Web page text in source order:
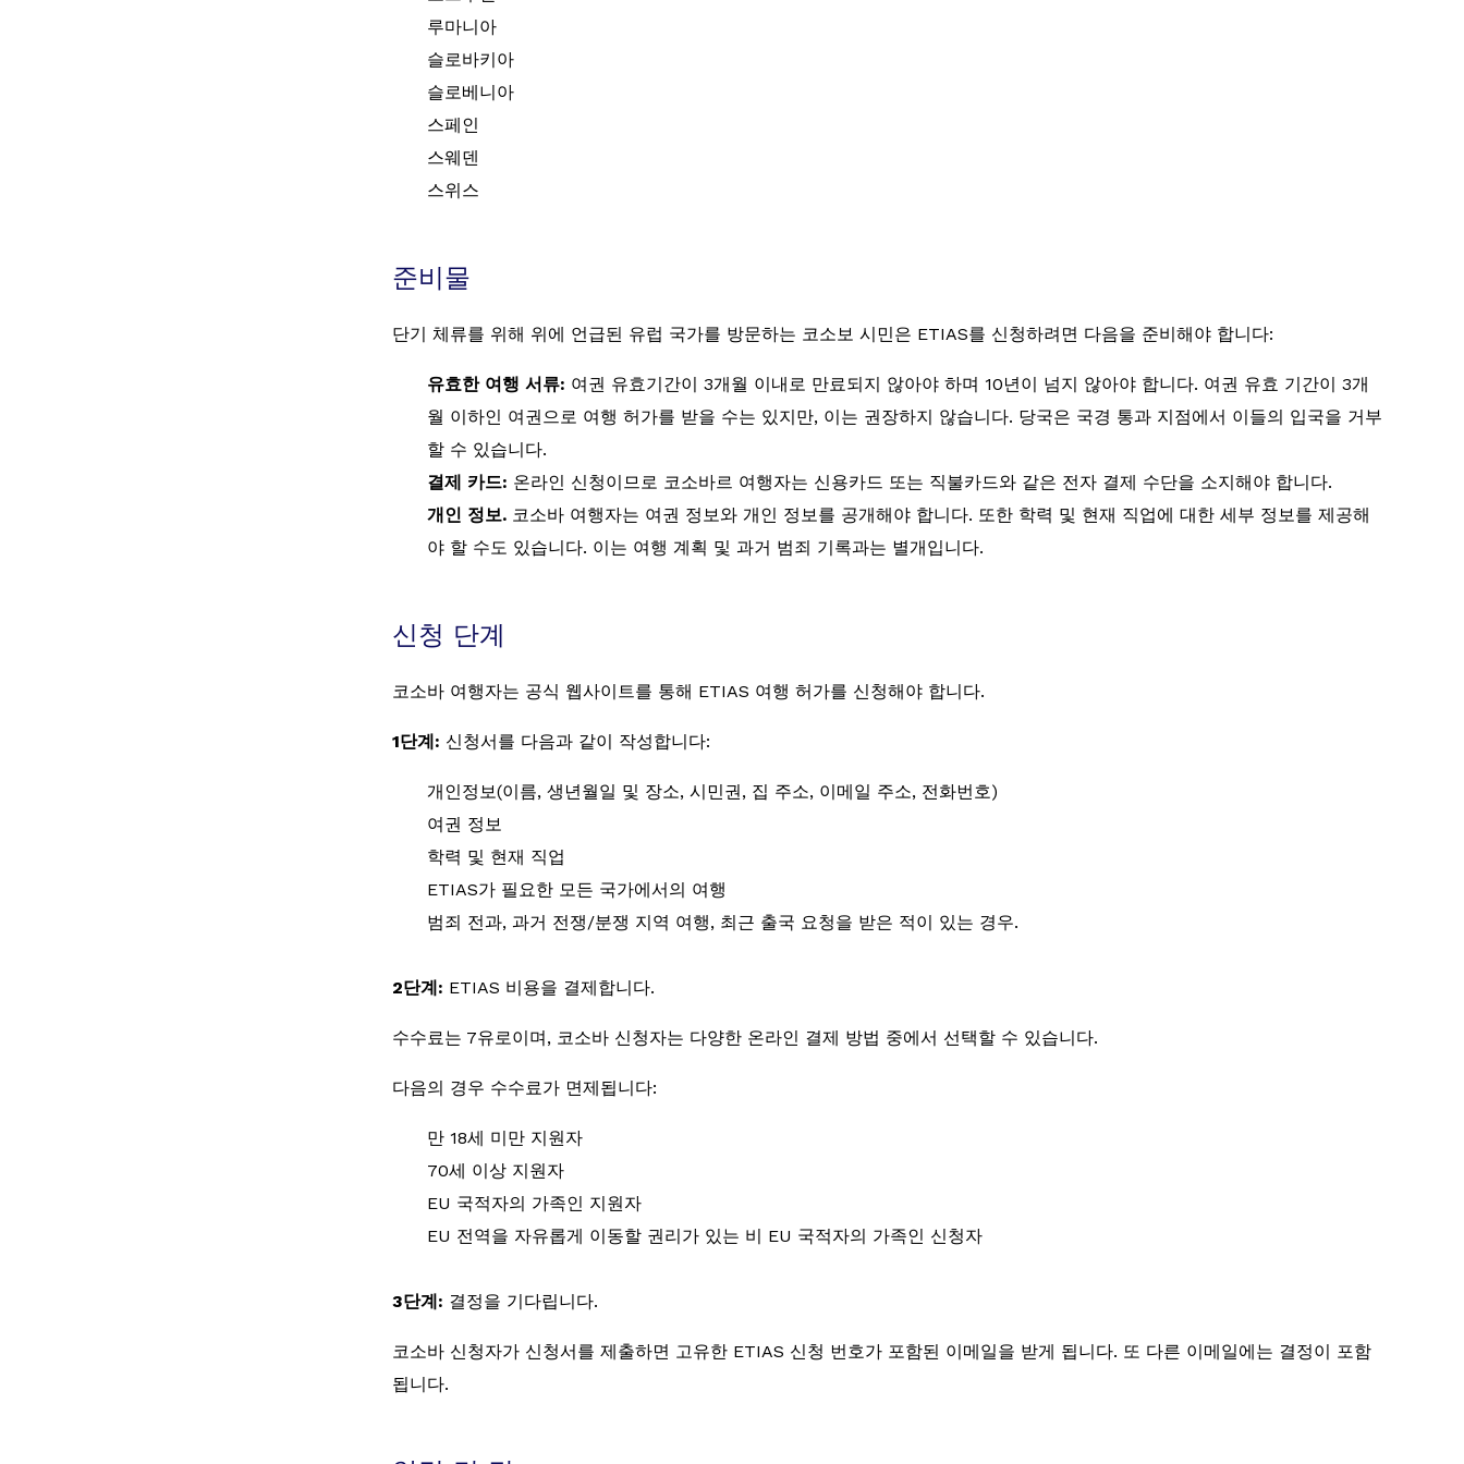
루마니아
슬로바키아
슬로베니아
스페인
스웨덴
스위스
준비물
단기 체류를 위해 위에 언급된 유럽 국가를 방문하는 코소보 시민은 ETIAS를 신청하려면 다음을 준비해야 합니다:
유효한 여행 서류: 여권 유효기간이 3개월 이내로 만료되지 않아야 하며 10년이 넘지 않아야 합니다. 여권 유효 기간이 3개
월 이하인 여권으로 여행 허가를 받을 수는 있지만, 이는 권장하지 않습니다. 당국은 국경 통과 지점에서 이들의 입국을 거부
할 수 있습니다.
결제 카드: 온라인 신청이므로 코소바르 여행자는 신용카드 또는 직불카드와 같은 전자 결제 수단을 소지해야 합니다.
개인 정보. 코소바 여행자는 여권 정보와 개인 정보를 공개해야 합니다. 또한 학력 및 현재 직업에 대한 세부 정보를 제공해
야 할 수도 있습니다. 이는 여행 계획 및 과거 범죄 기록과는 별개입니다.
신청 단계
코소바 여행자는 공식 웹사이트를 통해 ETIAS 여행 허가를 신청해야 합니다.
1단계: 신청서를 다음과 같이 작성합니다:
개인정보(이름, 생년월일 및 장소, 시민권, 집 주소, 이메일 주소, 전화번호)
여권 정보
학력 및 현재 직업
ETIAS가 필요한 모든 국가에서의 여행
범죄 전과, 과거 전쟁/분쟁 지역 여행, 최근 출국 요청을 받은 적이 있는 경우.
2단계: ETIAS 비용을 결제합니다.
수수료는 7유로이며, 코소바 신청자는 다양한 온라인 결제 방법 중에서 선택할 수 있습니다.
다음의 경우 수수료가 면제됩니다:
만 18세 미만 지원자
70세 이상 지원자
EU 국적자의 가족인 지원자
EU 전역을 자유롭게 이동할 권리가 있는 비 EU 국적자의 가족인 신청자
3단계: 결정을 기다립니다.
코소바 신청자가 신청서를 제출하면 고유한 ETIAS 신청 번호가 포함된 이메일을 받게 됩니다. 또 다른 이메일에는 결정이 포함
됩니다.